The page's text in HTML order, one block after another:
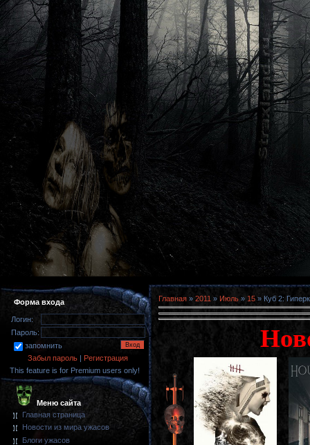
Форма входа
Логин:
Пароль:
запомнить
Забыл пароль | Регистрация
This feature is for Premium users only!
Меню сайта
Главная страница
Новости из мира ужасов
Блоги ужасов
Главная » 2011 » Июль » 15 » Куб 2: